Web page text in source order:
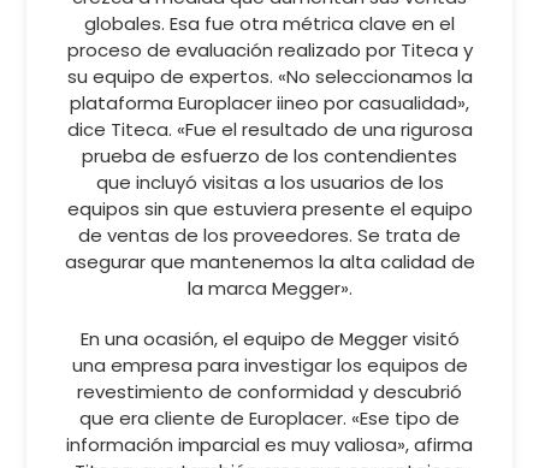
globales. Esa fue otra métrica clave en el
proceso de evaluación realizado por Titeca y
su equipo de expertos. «No seleccionamos la
plataforma Europlacer iineo por casualidad»,
dice Titeca. «Fue el resultado de una rigurosa
prueba de esfuerzo de los contendientes
que incluyó visitas a los usuarios de los
equipos sin que estuviera presente el equipo
de ventas de los proveedores. Se trata de
asegurar que mantenemos la alta calidad de
la marca Megger».
En una ocasión, el equipo de Megger visitó
una empresa para investigar los equipos de
revestimiento de conformidad y descubrió
que era cliente de Europlacer. «Ese tipo de
información imparcial es muy valiosa», afirma